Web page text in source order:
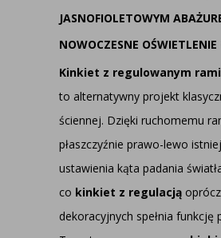
JASNOFIOLETOWYM
NOWOCZESNE
Kinkiet z regulowanym
to alternatywny projekt
ściennej. Dzięki ruchomemu
płaszczyźnie prawo-lewo
ustawienia kąta padania
co kinkiet z regulacją
dekoracyjnych spełnia funkcję